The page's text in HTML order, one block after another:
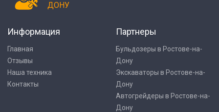
ДОНУ
Информация
Главная
Отзывы
Наша техника
Контакты
Партнеры
Бульдозеры в Ростове-на-
Дону
Экскаваторы в Ростове-на-
Дону
Автогрейдеры в Ростове-на-
Дону